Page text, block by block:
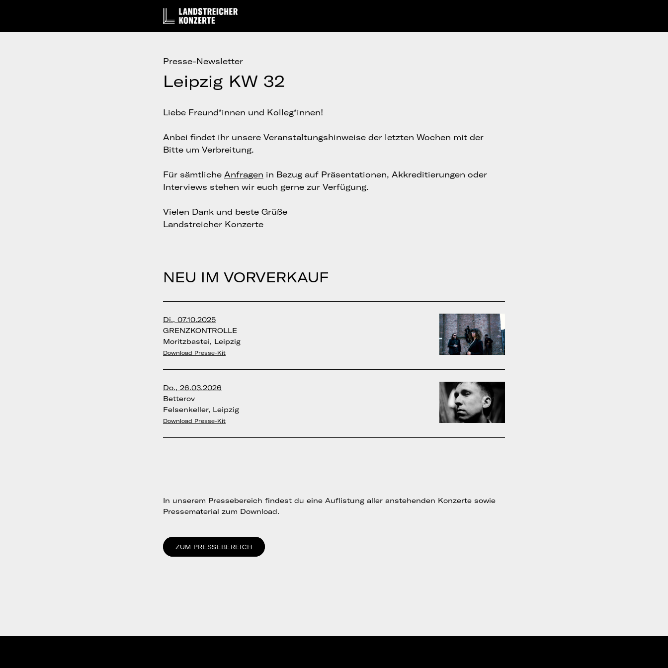
Presse-Newsletter
Leipzig KW 32
Liebe Freund*innen und Kolleg*innen!
Anbei findet ihr unsere Veranstaltungshinweise der letzten Wochen mit der
Bitte um Verbreitung.
Für sämtliche Anfragen in Bezug auf Präsentationen, Akkreditierungen oder
Interviews stehen wir euch gerne zur Verfügung.
Vielen Dank und beste Grüße
Landstreicher Konzerte
NEU IM VORVERKAUF
Di., 07.10.2025
GRENZKONTROLLE
Moritzbastei, Leipzig
Download Presse-Kit
Do., 26.03.2026
Betterov
Felsenkeller, Leipzig
Download Presse-Kit
In unserem Pressebereich findest du eine Auflistung aller anstehenden Konzerte sowie
Pressematerial zum Download.
ZUM PRESSEBEREICH